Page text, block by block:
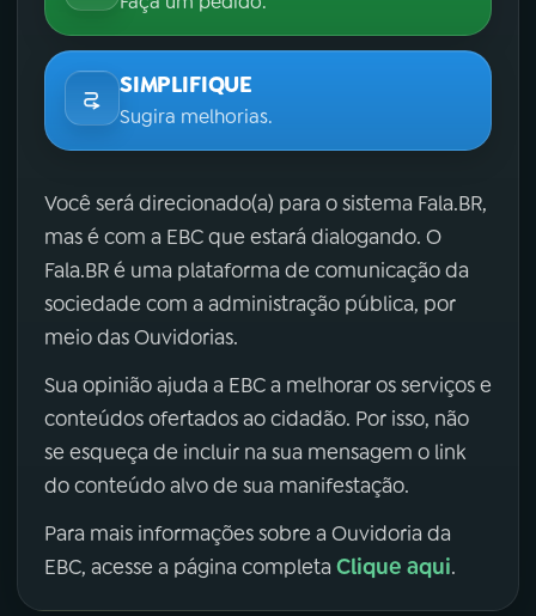
SIMPLIFIQUE
Sugira melhorias.
Você será direcionado(a) para o sistema Fala.BR,
mas é com a EBC que estará dialogando. O
Fala.BR é uma plataforma de comunicação da
sociedade com a administração pública, por
meio das Ouvidorias.
Sua opinião ajuda a EBC a melhorar os serviços e
conteúdos ofertados ao cidadão. Por isso, não
se esqueça de incluir na sua mensagem o link
do conteúdo alvo de sua manifestação.
Para mais informações sobre a Ouvidoria da
EBC, acesse a página completa Clique aqui.